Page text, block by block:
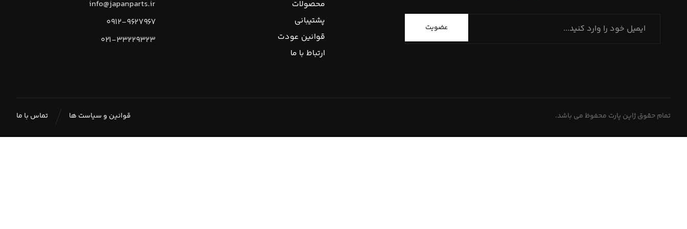
عضویت
محصولات
پشتیبانی
قوانین عودت
ارتباط با ما
info@japanparts.ir
۰۹۱۲-۹۶۲۷۹۶۷
۰۲۱-۳۳۲۲۹۳۲۳
تمام حقوق ژاپن پارت محفوظ می باشد. تماس با ما قوانین و سیاست ها